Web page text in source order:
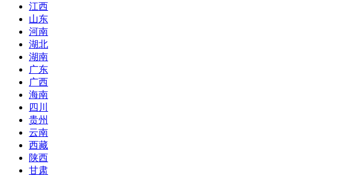
江西
山东
河南
湖北
湖南
广东
广西
海南
四川
贵州
云南
西藏
陕西
甘肃